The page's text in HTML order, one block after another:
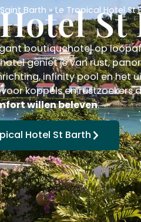
Saint Barth » Le Tropical Hotel St
St
boutiquehotel op
geniet je van rust,
infinity pool en het
koppels en rustzoekers
willen beleven.
Hotel St Barth